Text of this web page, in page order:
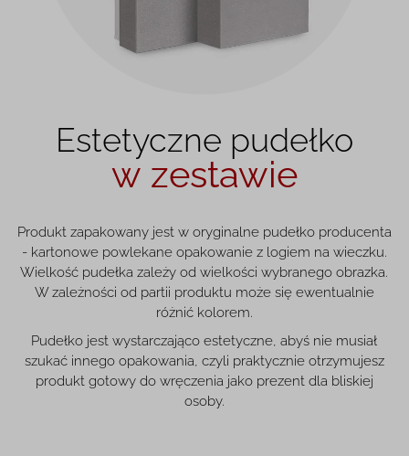
Estetyczne pudełko
w zestawie
Produkt zapakowany jest w oryginalne pudełko producenta
- kartonowe powlekane opakowanie z logiem na wieczku.
Wielkość pudełka zależy od wielkości wybranego obrazka.
W zależności od partii produktu może się ewentualnie
różnić kolorem.
Pudełko jest wystarczająco estetyczne, abyś nie musiał
szukać innego opakowania, czyli praktycznie otrzymujesz
produkt gotowy do wręczenia jako prezent dla bliskiej
osoby.